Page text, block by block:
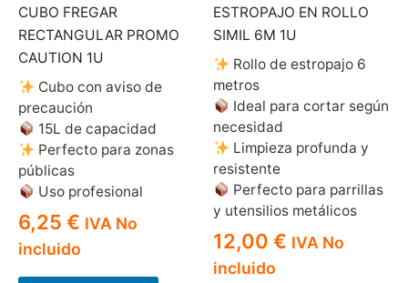
CUBO FREGAR
RECTANGULAR PROMO
CAUTION 1U
Cubo con aviso de
precaución
15L de capacidad
Perfecto para zonas
públicas
Uso profesional
6,25 € IVA No
incluido
ESTROPAJO EN ROLLO
SIMIL 6M 1U
Rollo de estropajo 6
metros
Ideal para cortar según
necesidad
Limpieza profunda y
resistente
Perfecto para parrillas
y utensilios metálicos
12,00 € IVA No
incluido